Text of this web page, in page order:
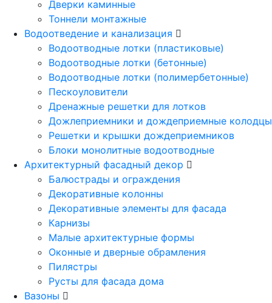
Дверки каминные
Тоннели монтажные
Водоотведение и канализация
Водоотводные лотки (пластиковые)
Водоотводные лотки (бетонные)
Водоотводные лотки (полимербетонные)
Пескоуловители
Дренажные решетки для лотков
Дожлеприемники и дождеприемные колодцы
Решетки и крышки дождеприемников
Блоки монолитные водоотводные
Архитектурный фасадный декор
Балюстрады и ограждения
Декоративные колонны
Декоративные элементы для фасада
Карнизы
Малые архитектурные формы
Оконные и дверные обрамления
Пилястры
Русты для фасада дома
Вазоны